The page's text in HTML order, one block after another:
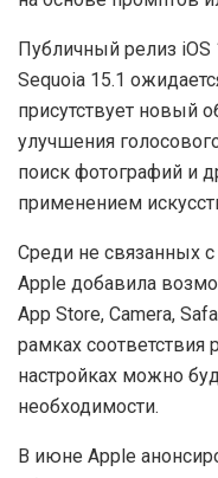
камерой,
Инструмент может
определять номера
почты для
информацию на
к ChatGPT.
Image Playground
на основе промптов
Публичный релиз iOS
Sequoia 15.1
присутствует новый
улучшения
поиск фотографий и
применением